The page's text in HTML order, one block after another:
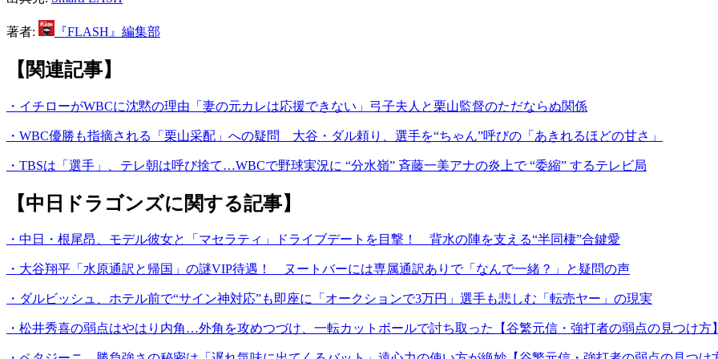
著者: 『FLASH』編集部
【関連記事】
・イチローがWBCに沈黙の理由「妻の元カレは応援できない」弓子夫人と栗山監督のただならぬ関係
・WBC優勝も指摘される「栗山采配」への疑問 大谷・ダル頼り、選手を“ちゃん”呼びの「あきれるほどの甘さ」
・TBSは「選手」、テレ朝は呼び捨て…WBCで野球実況に “分水嶺” 斉藤一美アナの炎上で “委縮” するテレビ局
【中日ドラゴンズに関する記事】
・中日・根尾昂、モデル彼女と「マセラティ」ドライブデートを目撃！ 背水の陣を支える“半同棲”合鍵愛
・大谷翔平「水原通訳と帰国」の謎VIP待遇！ ヌートバーには専属通訳ありで「なんで一緒？」と疑問の声
・ダルビッシュ、ホテル前で“サイン神対応”も即座に「オークションで3万円」選手も悲しむ「転売ヤー」の現実
・松井秀喜の弱点はやはり内角…外角を攻めつづけ、一転カットボールで討ち取った【谷繁元信・強打者の弱点の見つけ方